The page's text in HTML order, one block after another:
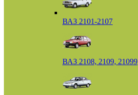
ВАЗ 2101-2107
ВАЗ 2108, 2109, 21099